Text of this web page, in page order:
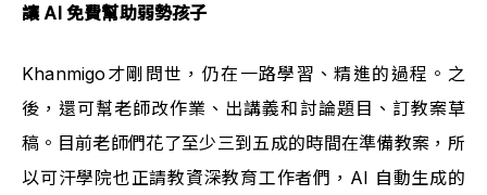
讓 AI 免費幫助弱勢孩子
Khanmigo才剛問世，仍在一路學習、精進的過程。之
後，還可幫老師改作業、出講義和討論題目、訂教案草
稿。目前老師們花了至少三到五成的時間在準備教案，所
以可汗學院也正請教資深教育工作者們，AI 自動生成的